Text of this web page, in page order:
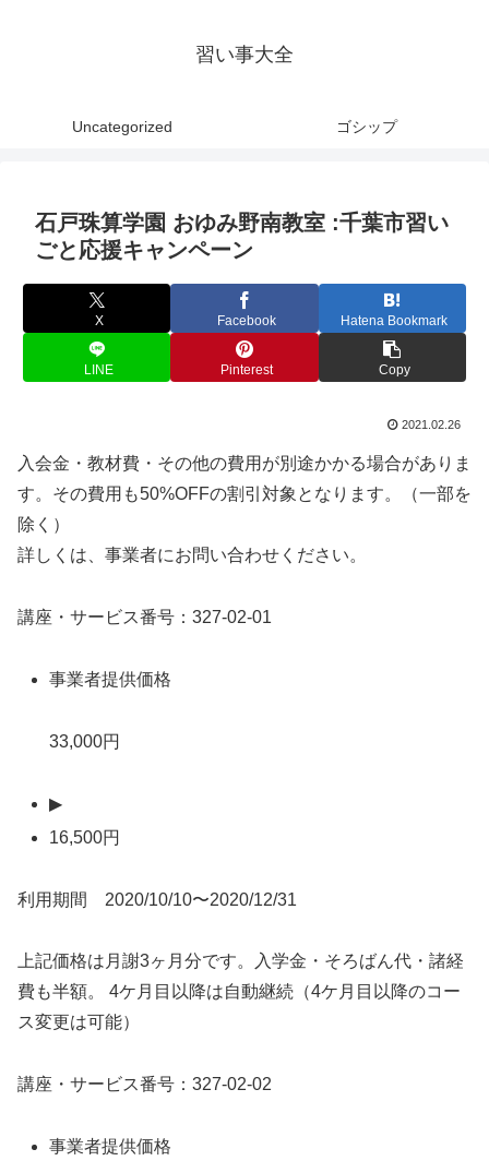
習い事大全
Uncategorized ゴシップ
石戸珠算学園 おゆみ野南教室 :千葉市習い
ごと応援キャンペーン
X Facebook Hatena Bookmark
LINE Pinterest Copy
2021.02.26
入会金・教材費・その他の費用が別途かかる場合がありま
す。その費用も50%OFFの割引対象となります。（一部を
除く）
詳しくは、事業者にお問い合わせください。
講座・サービス番号：327-02-01
事業者提供価格
33,000円
▶
16,500円
利用期間 2020/10/10〜2020/12/31
上記価格は月謝3ヶ月分です。入学金・そろばん代・諸経
費も半額。 4ケ月目以降は自動継続（4ケ月目以降のコー
ス変更は可能）
講座・サービス番号：327-02-02
事業者提供価格